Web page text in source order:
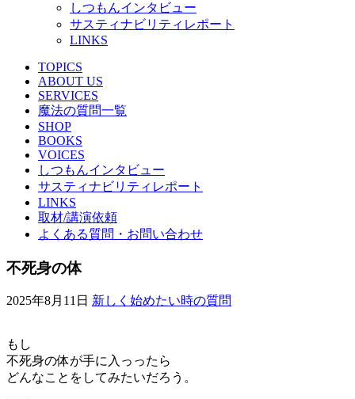
しつもんインタビュー
サスティナビリティレポート
LINKS
TOPICS
ABOUT US
SERVICES
魔法の質問一覧
SHOP
BOOKS
VOICES
しつもんインタビュー
サスティナビリティレポート
LINKS
取材/講演依頼
よくある質問・お問い合わせ
不死身の体
2025年8月11日 新しく始めたい時の質問
もし
不死身の体が手に入っったら
どんなことをしてみたいだろう。